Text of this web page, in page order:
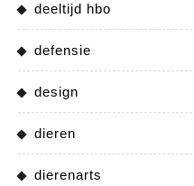
deeltijd hbo
defensie
design
dieren
dierenarts